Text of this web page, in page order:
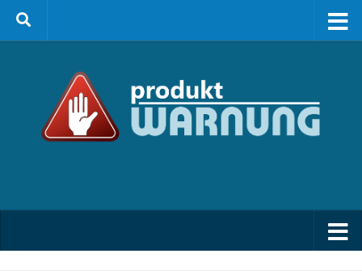
Zum Inhalt springen